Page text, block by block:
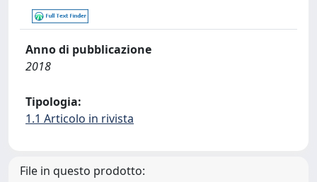
Anno di pubblicazione
2018
Tipologia:
1.1 Articolo in rivista
File in questo prodotto: